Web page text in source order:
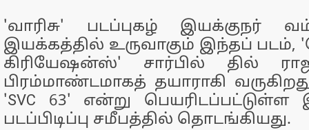
'வாரிசு' படப்புகழ் இயக்குநர்
இயக்கத்தில் உருவாகும் இந்தப்
கிரியேஷன்ஸ்' சார்பில் தில்
பிரம்மாண்டமாகத் தயாராகி
'SVC 63' என்று
படப்பிடிப்பு சமீபத்தில் தொடங்கியது.